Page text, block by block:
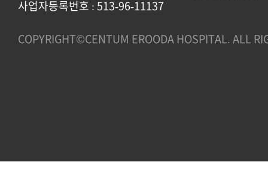
사업자등록번호 : 513-96-11137
COPYRIGHT©CENTUM EROODA HOSPITAL. ALL